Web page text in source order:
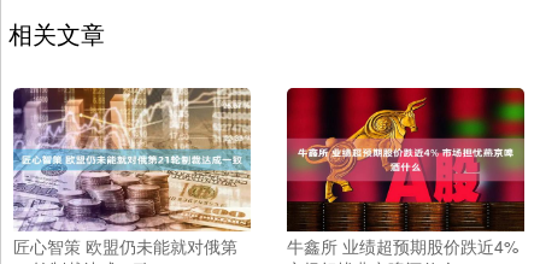
相关文章
匠心智策 欧盟仍未能就对俄第
牛鑫所 业绩超预期股价跌近4%